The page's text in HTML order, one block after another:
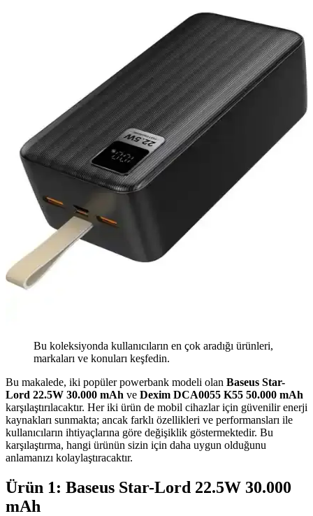
Bu koleksiyonda kullanıcıların en çok aradığı ürünleri,
markaları ve konuları keşfedin.
Bu makalede, iki popüler powerbank modeli olan Baseus Star-
Lord 22.5W 30.000 mAh ve Dexim DCA0055 K55 50.000 mAh
karşılaştırılacaktır. Her iki ürün de mobil cihazlar için güvenilir enerji
kaynakları sunmakta; ancak farklı özellikleri ve performansları ile
kullanıcıların ihtiyaçlarına göre değişiklik göstermektedir. Bu
karşılaştırma, hangi ürünün sizin için daha uygun olduğunu
anlamanızı kolaylaştıracaktır.
Ürün 1: Baseus Star-Lord 22.5W 30.000
mAh